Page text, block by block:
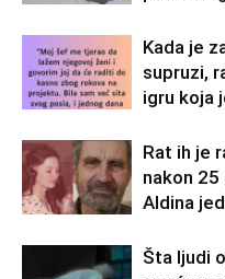
Kada je
supruzi,
igru koja
Rat ih je
nakon 25
Aldina
Šta ljudi